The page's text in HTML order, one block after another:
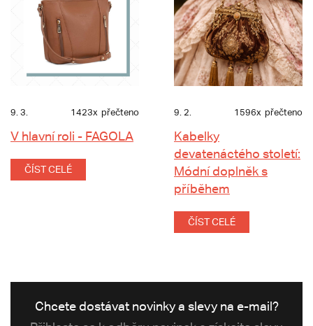
9. 3. 1423x přečteno
V hlavní roli - FAGOLA
ČÍST CELÉ
9. 2. 1596x přečteno
Kabelky
devatenáctého století:
Módní doplněk s
příběhem
ČÍST CELÉ
Chcete dostávat novinky a slevy na e-mail?